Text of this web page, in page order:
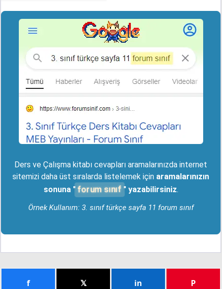
Ders ve Çalışma kitabı cevapları aramalarınızda internet
sitemizi daha üst sıralarda listelemek için aramalarınızın
sonuna " forum sınıf " yazabilirsiniz.
Örnek Kullanım: 3. sınıf türkçe sayfa 11 forum sınıf
f 𝕏 in P